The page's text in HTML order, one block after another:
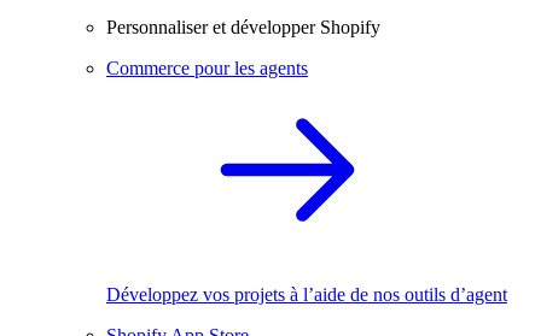
Personnaliser et développer Shopify
Commerce pour les agents
Développez vos projets à l’aide de nos outils d’agent